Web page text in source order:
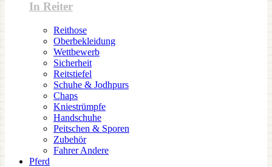
In Reiter
Reithose
Oberbekleidung
Wettbewerb
Sicherheit
Reitstiefel
Schuhe & Jodhpurs
Chaps
Kniestrümpfe
Handschuhe
Peitschen & Sporen
Zubehör
Fahrer Andere
Pferd